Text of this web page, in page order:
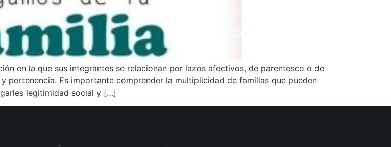
en la que sus integrantes se relacionan por lazos afectivos, de parentesco o de
pertenencia. Es importante comprender la multiplicidad de familias que pueden
legitimidad social y […]